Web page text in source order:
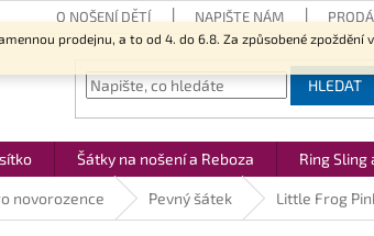
prodejnu, a to od 4. do 6.8. Za způsobené
O NOŠENÍ DĚTÍ NAPIŠTE NÁM
HLEDAT
Šátky na nošení a Reboza Ring Sling
novorozence Pevný šátek Little Frog